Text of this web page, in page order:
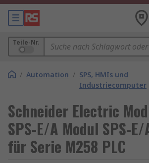
Teile-Nr.
/ Automation / SPS, HMIs und
Industriecomputer
Schneider Electric
SPS-E/A Modul SPS-
für Serie M258 PLC